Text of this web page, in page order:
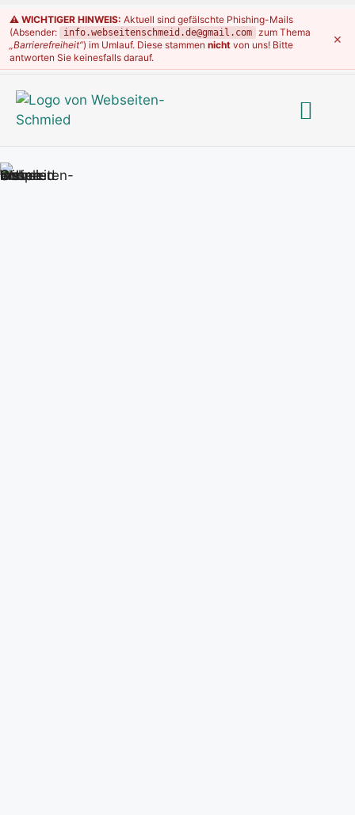
⚠️ WICHTIGER HINWEIS: Aktuell sind gefälschte Phishing-Mails
(Absender:
info.webseitenschmeid.de@gmail.com zum Thema
„Barrierefreiheit“) im Umlauf. Diese stammen nicht von uns! Bitte
antworten Sie keinesfalls darauf.
×